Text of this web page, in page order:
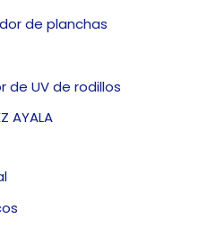
de planchas
de UV de rodillos
AYALA